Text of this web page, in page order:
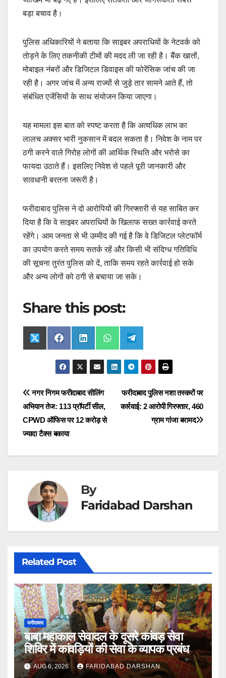
बड़ा बचाव है।
पुलिस अधिकारियों ने बताया कि साइबर अपराधियों के नेटवर्क को
तोड़ने के लिए तकनीकी टीमों की मदद ली जा रही है। बैंक खातों,
मोबाइल नंबरों और डिजिटल डिवाइस की फोरेंसिक जांच की जा
रही है। अगर जांच में अन्य राज्यों से जुड़े तार सामने आते हैं, तो
संबंधित एजेंसियों के साथ संयोजन किया जाएगा।
यह मामला इस बात को स्पष्ट करता है कि अत्यधिक लाभ का
लालच अक्सर भारी नुकसान में बदल सकता है। निवेश के नाम पर
ठगी करने वाले गिरोह लोगों की आर्थिक स्थिति और भरोसे का
फायदा उठाते हैं। इसलिए निवेश से पहले पूरी जानकारी और
सावधानी बरतना जरूरी है।
फरीदाबाद पुलिस ने दो आरोपियों की गिरफ्तारी से यह साबित कर
दिया है कि वे साइबर अपराधियों के खिलाफ सख्त कार्रवाई करते
रहेंगे। आम जनता से भी उम्मीद की गई है कि वे डिजिटल प्लेटफॉर्म
का उपयोग करते समय सतर्क रहें और किसी भी संदिग्ध गतिविधि
की सूचना तुरंत पुलिस को दें, ताकि समय रहते कार्रवाई हो सके
और अन्य लोगों को ठगी से बचाया जा सके।
Share this post:
Share
on
X
(
t
e
r
Share
on
F
a
e
b
o
k
Share
on
L
i
n
e
I
n
Share
on
W
h
t
s
Share
on
T
e
l
g
a
m
Post
navigation
फरीदाबाद पुलिस नशा तस्करों पर
कार्रवाई: 2 आरोपी गिरफ्तार, 460
ग्राम गांजा बरामद
नगर निगम फरीदाबाद सीलिंग
अभियान तेज: 113 प्रॉपर्टी सील,
CPWD ऑफिस पर 12 करोड़ से
ज्यादा टैक्स बकाया
By
Faridabad Darshan
Related Post
फरीदाबाद
बाबा महाकाल सेवादल के दूसरे कांवड़ सेवा
शिविर में कांवड़ियों की सेवा के व्यापक प्रबंध
AUG 6, 2026 FARIDABAD DARSHAN